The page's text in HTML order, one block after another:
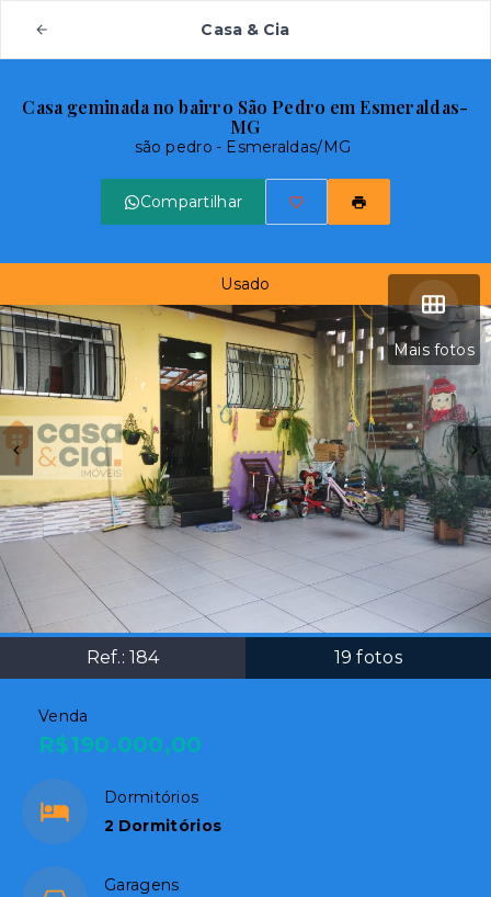
Casa & Cia
Casa geminada no bairro São Pedro em Esmeraldas-
MG
são pedro - Esmeraldas/MG
Compartilhar
Mais fotos
Ref.: 184 19 fotos
Usado
Venda
R$190.000,00
Dormitórios
2 Dormitórios
Garagens